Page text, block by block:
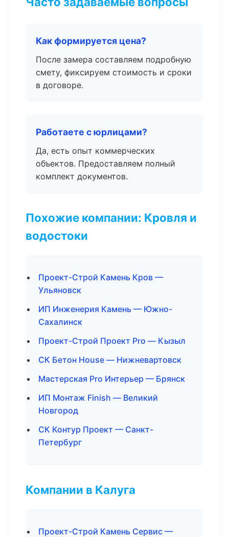
Как формируется цена?
После замера составляем подробную
смету, фиксируем стоимость и сроки
в договоре.
Работаете с юрлицами?
Да, есть опыт коммерческих
объектов. Предоставляем полный
комплект документов.
Похожие компании: Кровля и
водостоки
Проект-Строй Камень Кров —
Ульяновск
ИП Инженерия Камень — Южно-
Сахалинск
Проект-Строй Проект Pro — Кызыл
СК Бетон House — Нижневартовск
Мастерская Pro Интерьер — Брянск
ИП Монтаж Finish — Великий
Новгород
СК Контур Проект — Санкт-
Петербург
Компании в Калуга
Проект-Строй Камень Сервис —